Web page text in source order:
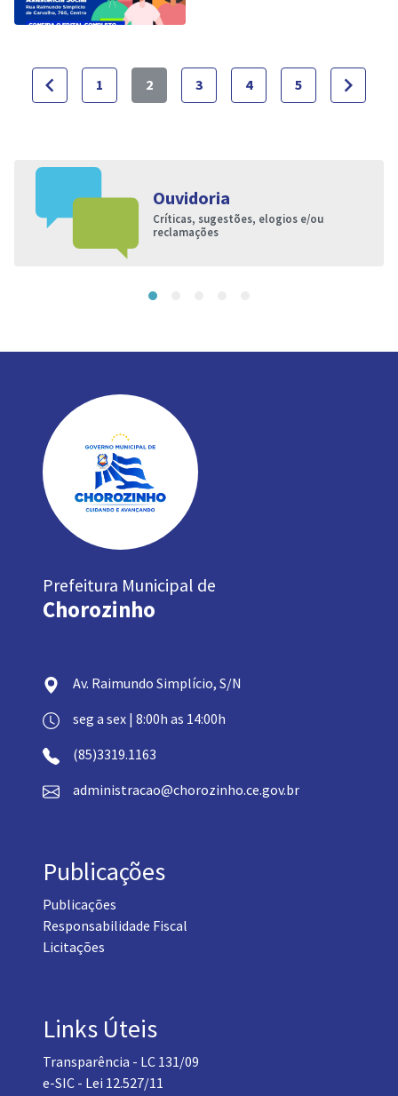
navigate_before 1 2 3 4 5 navigate_next
Ouvidoria
Críticas, sugestões, elogios e/ou
reclamações
Prefeitura Municipal de
Chorozinho
Av. Raimundo Simplício, S/N
seg a sex | 8:00h as 14:00h
(85)3319.1163
administracao@chorozinho.ce.gov.br
Publicações
Publicações
Responsabilidade Fiscal
Licitações
Links Úteis
Transparência - LC 131/09
e-SIC - Lei 12.527/11